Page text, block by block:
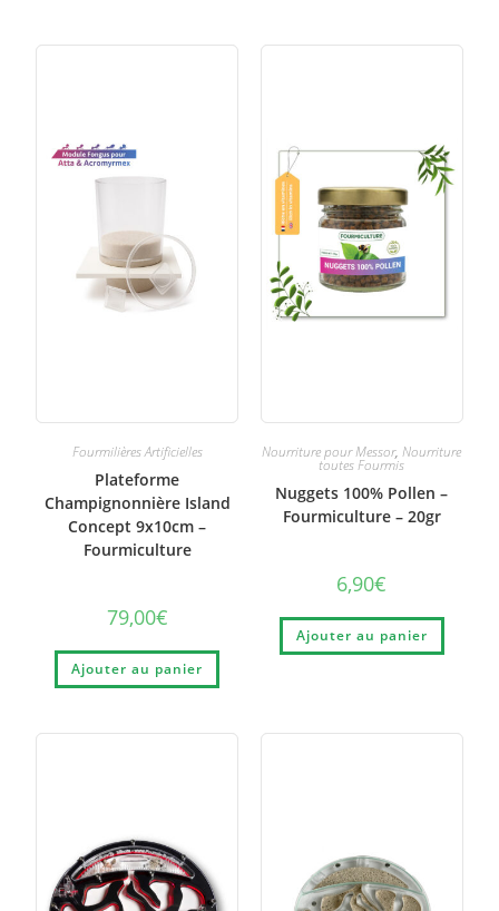
Fourmilières Artificielles
Plateforme
Champignonnière Island
Concept 9x10cm –
Fourmiculture
79,00€
Ajouter au panier
Nourriture pour Messor,Nourriture
toutes Fourmis
Nuggets 100% Pollen –
Fourmiculture – 20gr
6,90€
Ajouter au panier